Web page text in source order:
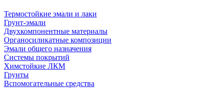
Термостойкие эмали и лаки
Грунт-эмали
Двухкомпонентные материалы
Органосиликатные композиции
Эмали общего назначения
Системы покрытий
Химстойкие ЛКМ
Грунты
Вспомогательные средства